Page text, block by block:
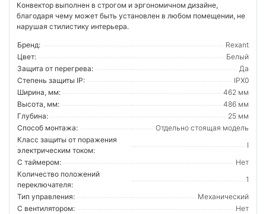
Конвектор выполнен в строгом и эргономичном дизайне,
благодаря чему может быть установлен в любом помещении, не
нарушая стилистику интерьера.
Бренд:
Rexant
Цвет:
Белый
Защита от перегрева:
Да
Степень защиты IP:
IPX0
Ширина, мм:
462 мм
Высота, мм:
486 мм
Глубина:
25 мм
Способ монтажа:
Отдельно стоящая модель
Класс защиты от поражения
электрическим током:
I
С таймером:
Нет
Количество положений
переключателя:
1
Тип управления:
Механический
С вентилятором:
Нет